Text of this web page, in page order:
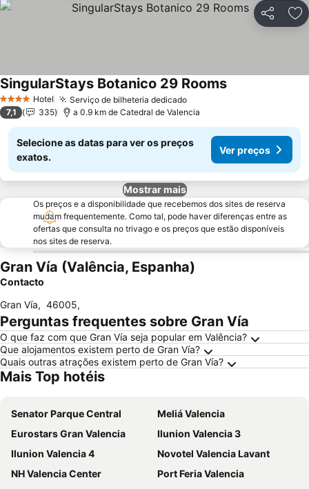
Partilhar
4 EstrelasHotel Serviço de bilheteria dedicado
SingularStays Botanico 29 Rooms
7,1 335 a 0.9 km de Catedral de Valencia
Selecione as datas para ver os preços
exatos.
Ver preços
Mostrar mais
Os preços e a disponibilidade que recebemos dos sites de reserva
mudam frequentemente. Como tal, pode haver diferenças entre as
ofertas que consulta no trivago e os preços que estão disponíveis
nos sites de reserva.
Gran Vía (Valência, Espanha)
Contacto
Gran Vía, 46005,
Perguntas frequentes sobre Gran Vía
O que faz com que Gran Vía seja popular em Valência?
Que alojamentos existem perto de Gran Vía?
Quais outras atrações existem perto de Gran Vía?
Mais Top hotéis
Senator Parque Central
Meliá Valencia
Eurostars Gran Valencia
Ilunion Valencia 3
Ilunion Valencia 4
Novotel Valencia Lavant
NH Valencia Center
Port Feria Valencia